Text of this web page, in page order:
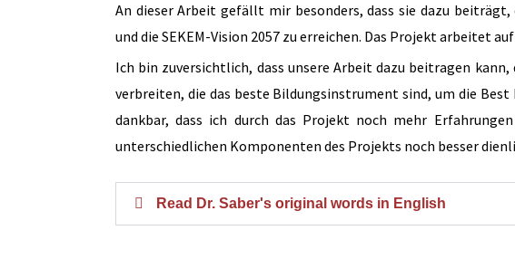
An dieser Arbeit gefällt mir besonders, dass sie dazu
und die SEKEM-Vision 2057 zu erreichen. Das Projekt arbeitet
Ich bin zuversichtlich, dass unsere Arbeit dazu beitragen kann,
verbreiten, die das beste Bildungsinstrument sind, um die
dankbar, dass ich durch das Projekt noch mehr
unterschiedlichen Komponenten des Projekts noch besser
Read Dr. Saber's original words in English